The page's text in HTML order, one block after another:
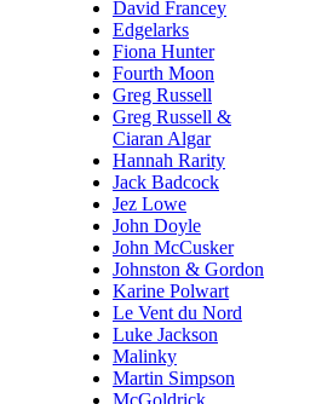
David Francey
Edgelarks
Fiona Hunter
Fourth Moon
Greg Russell
Greg Russell &
Ciaran Algar
Hannah Rarity
Jack Badcock
Jez Lowe
John Doyle
John McCusker
Johnston & Gordon
Karine Polwart
Le Vent du Nord
Luke Jackson
Malinky
Martin Simpson
McGoldrick